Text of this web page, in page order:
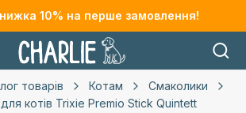
10% на перше замовлення!
товарів Котам
Смаколики
котів Trixie Premio Stick Quintett